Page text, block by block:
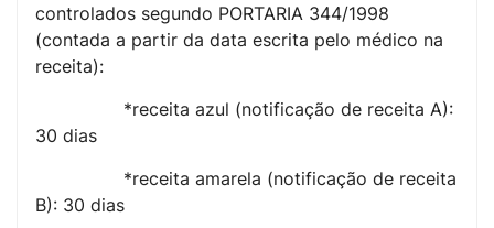
controlados segundo PORTARIA 344/1998
(contada a partir da data escrita pelo médico na
receita):
*receita azul (notificação de receita A):
30 dias
*receita amarela (notificação de receita
B): 30 dias